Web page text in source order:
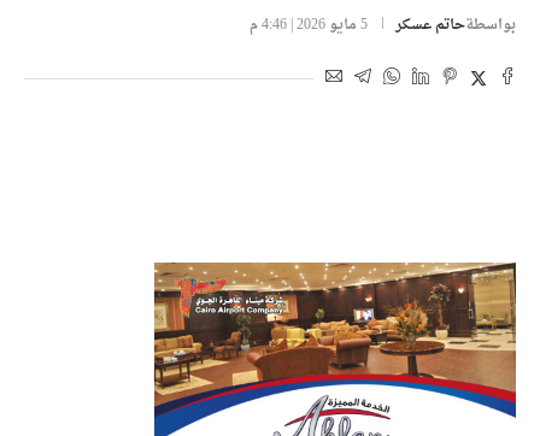
هوريزون لتداول الأوراق المالية تحصل على
رخصة تلقي الاكتتاب في صناديق الاستثمار
بواسطة حاتم عسكر 5 مايو 2026 | 4:46 م